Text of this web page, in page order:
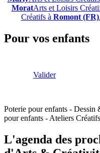
MoratArts et Loisirs
Créatifs à Romont (FR)
Pour vos enfants
Valider
Poterie pour enfants - Dessin
pour enfants - Ateliers Créatifs
L'agenda des